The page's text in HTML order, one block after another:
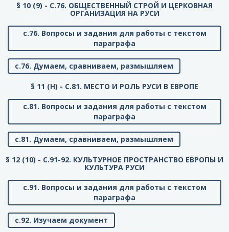
§ 10 (9) - C.76. ОБЩЕСТВЕННЫЙ СТРОЙ И ЦЕРКОВНАЯ
ОРГАНИЗАЦИЯ НА РУСИ
с.76. Вопросы и задания для работы с текстом
параграфа
с.76. Думаем, сравниваем, размышляем
§ 11 (Н) - C.81. МЕСТО И РОЛЬ РУСИ В ЕВРОПЕ
с.81. Вопросы и задания для работы с текстом
параграфа
с.81. Думаем, сравниваем, размышляем
§ 12 (10) - C.91-92. КУЛЬТУРНОЕ ПРОСТРАНСТВО ЕВРОПЫ И
КУЛЬТУРА РУСИ
с.91. Вопросы и задания для работы с текстом
параграфа
с.92. Изучаем документ